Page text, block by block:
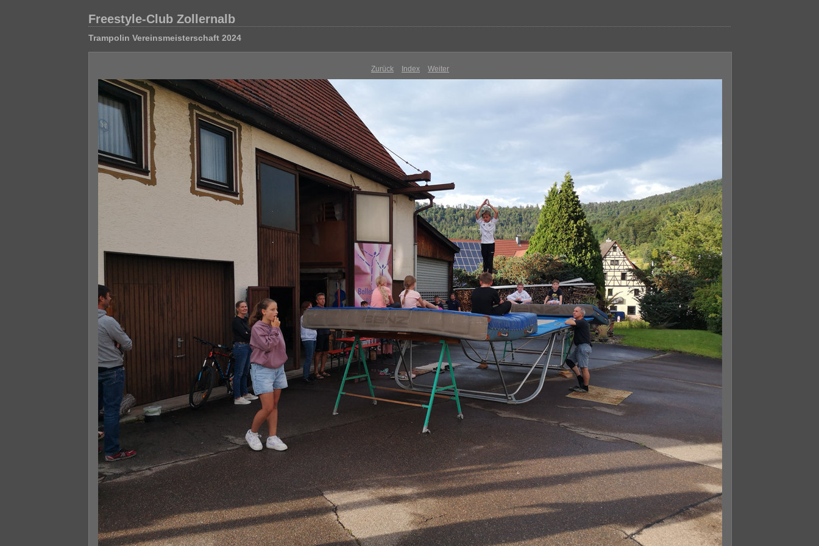
Freestyle-Club Zollernalb
Trampolin Vereinsmeisterschaft 2024
Zurück Index Weiter